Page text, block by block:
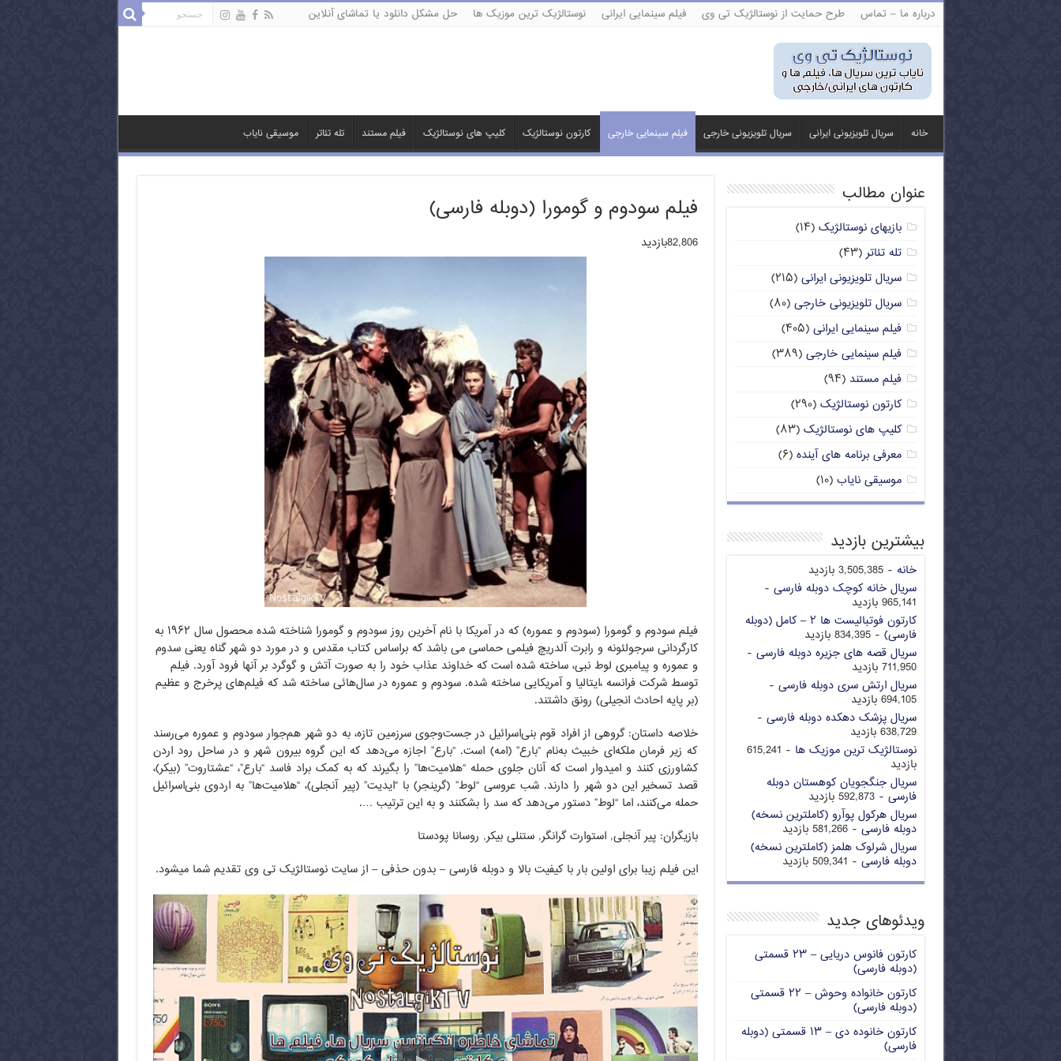
درباره ما – تماس طرح حمایت از نوستالژیک تی وی فیلم سینمایی ایرانی نوستالژیک ترین موزیک ها حل مشکل دانلود یا تماشای آنلاین
خانه سریال تلویزیونی ایرانی سریال تلویزیونی خارجی فیلم سینمایی خارجی کارتون نوستالژیک کلیپ های نوستالژیک فیلم مستند تله تئاتر موسیقی نایاب
فیلم سودوم و گومورا (دوبله فارسی)
82,806بازدید
فیلم سودوم و گومورا (سودوم و عموره) که در آمریکا با نام آخرین روز سودوم و گومورا شناخته شده محصول سال ۱۹۶۲ به
کارگردانی سرجولئونه و رابرت آلدریچ فیلمی حماسی می باشد که براساس کتاب مقدس و در مورد دو شهر گناه یعنی سدوم
و عموره و پیامبری لوط نبی، ساخته شده است که خداوند عذاب خود را به صورت آتش و گوگرد بر آنها فرود آورد. فیلم
توسط شرکت فرانسه ،ایتالیا و آمریکایی ساخته شده. سودوم و عموره در سال‌هائی ساخته شد که فیلم‌های پرخرج و عظیم
(بر پایه احادث انجیلی) رونق داشتند.
خلاصه داستان: گروهی از افراد قوم بنی‌اسرائیل در جست‌وجوی سرزمین تازه، به دو شهر هم‌جوار سودوم و عموره می‌رسند
که زیر فرمان ملکه‌ای خبیث به‌نام “بارع” (امه) است. “بارع” اجازه می‌دهد که این گروه بیرون شهر و در ساحل رود اردن
کشاورزی کنند و امیدوار است که آنان جلوی حمله “هلامیت‌ها” را بگیرند که به کمک براد فاسد “بارع”، “عشتاروت” (بیکر)،
قصد تسخیر این دو شهر را دارند. شب عروسی “لوط” (گرینجر) با “ایدیت” (پیر آنجلی)، “هلامیت‌ها” به اردوی بنی‌اسرائیل
حمله می‌کنند، اما “لوط” دستور می‌دهد که سد را بشکنند و به این ترتیب ….
بازیگران: پیر آنجلی, استوارت گرانگر, ستنلی بیکر, روسانا پودستا
این فیلم زیبا برای اولین بار با کیفیت بالا و دوبله فارسی – بدون حذفی – از سایت نوستالژیک تی وی تقدیم شما میشود.
عنوان مطالب
بازیهای نوستالژیک (۱۴)
تله تئاتر(۴۳)
سریال تلویزیونی ایرانی (۲۱۵)
سریال تلویزیونی خارجی (۸۰)
فیلم سینمایی ایرانی (۴۰۵)
فیلم سینمایی خارجی (۳۸۹)
فیلم مستند (۹۴)
کارتون نوستالژیک (۲۹۰)
کلیپ های نوستالژیک (۸۳)
معرفی برنامه های آینده (۶)
موسیقی نایاب (۱۰)
بیشترین بازدید
خانه - 3,505,385 بازدید
سریال خانه کوچک دوبله فارسی -
965,141 بازدید
کارتون فوتبالیست ها ۲ – کامل (دوبله
فارسی) - 834,395 بازدید
سریال قصه های جزیره دوبله فارسی -
711,950 بازدید
سریال ارتش سری دوبله فارسی -
694,105 بازدید
سریال پزشک دهکده دوبله فارسی -
638,729 بازدید
نوستالژیک ترین موزیک ها
- 615,241
بازدید
سریال جنگجویان کوهستان دوبله
فارسی - 592,873 بازدید
سریال هرکول پوآرو (کاملترین نسخه)
دوبله فارسی - 581,266 بازدید
سریال شرلوک هلمز (کاملترین نسخه)
دوبله فارسی - 509,341 بازدید
ویدئوهای جدید
کارتون فانوس دریایی – ۲۳ قسمتی
(دوبله فارسی)
کارتون خانواده وحوش – ۲۲ قسمتی
(دوبله فارسی)
کارتون خانوده دی – ۱۳ قسمتی (دوبله
فارسی)